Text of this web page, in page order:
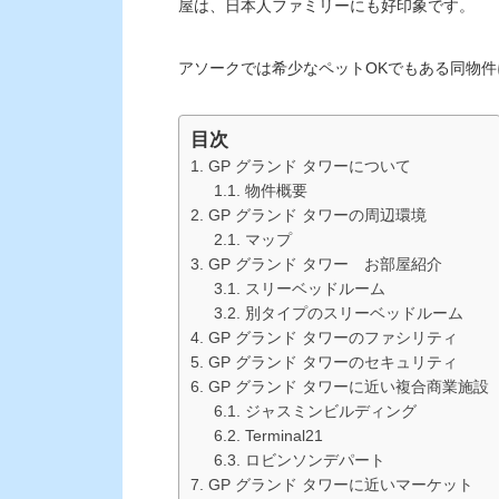
屋は、日本人ファミリーにも好印象です。
アソークでは希少なペットOKでもある同物件
目次
GP グランド タワーについて
物件概要
GP グランド タワーの周辺環境
マップ
GP グランド タワー お部屋紹介
スリーベッドルーム
別タイプのスリーベッドルーム
GP グランド タワーのファシリティ
GP グランド タワーのセキュリティ
GP グランド タワーに近い複合商業施設
ジャスミンビルディング
Terminal21
ロビンソンデパート
GP グランド タワーに近いマーケット